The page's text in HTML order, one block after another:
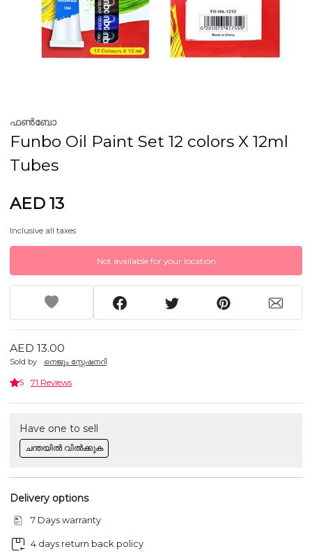
ഫൺബോ
Funbo Oil Paint Set 12 colors X 12ml
Tubes
AED 13
Inclusive all taxes
Not available for your location
AED 13.00
Sold by നെജൂം സ്റ്റേഷനറി
5 71 Reviews
Have one to sell
ചന്തയിൽ വിൽക്കുക
Delivery options
7 Days warranty
4 days return back policy